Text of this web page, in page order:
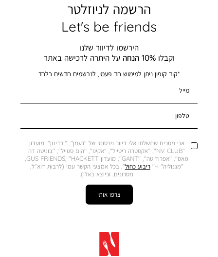
הרשמה לניוזלטר
Let's be friends
הירשמו לדיוור שלנו
וקבלו10% הנחה על היתרה לרכישה באתר
*קוד קופון ניתן למימוש חד פעמי, לנרשמים חדשים בלבד
מייל
טלפון
אני מסכים שתשלחו אלי דיוור פרסומי של "נעמן", "ורדינון", מועדון
"NV CLUB", ״אקסטרה ריטייל", "אקיפ", "הום סטייל", "בוניטה דה
מאס", "אפרודיטה", "GANT", מועדון GUS FRIENDS, "HACKETT,
"מגנוליה" ו-" ריבוע כחול", בכל אמצעי הקשר עמי (לרבות דוא״ל,
מסרונים, וכיוצא באלו).
צרפו אותי